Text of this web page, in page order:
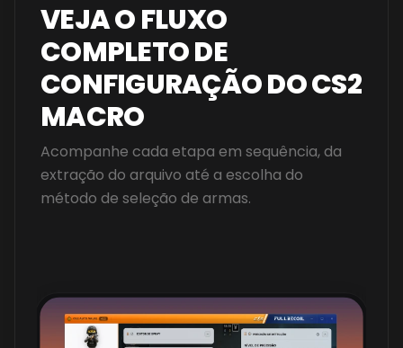
VEJA O FLUXO
COMPLETO DE
CONFIGURAÇÃO DO CS2
MACRO
Acompanhe cada etapa em sequência, da
extração do arquivo até a escolha do
método de seleção de armas.